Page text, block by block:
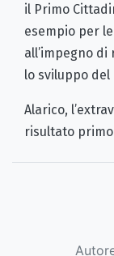
il Primo
esempio per
all’impegno
lo sviluppo
Alarico,
risultato